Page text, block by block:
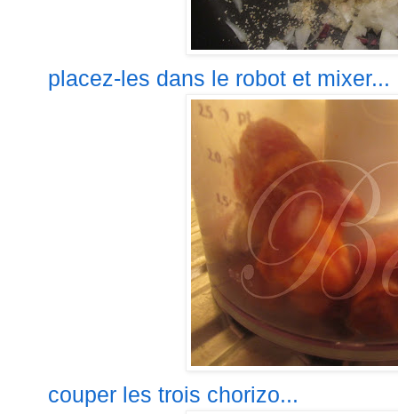
placez-les dans le robot et mixer...
couper les trois chorizo...